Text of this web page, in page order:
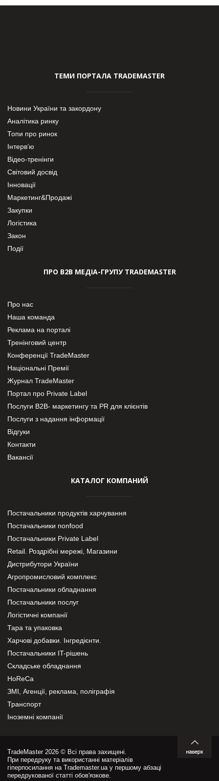
ТЕМИ ПОРТАЛА TRADEMASTER
Новини України та закордону
Аналітика ринку
Топи про ринок
Інтерв’ю
Відео-тренінги
Світовий досвід
Інновації
Маркетинг&Продажі
Закупки
Логістика
Закон
Події
ПРО В2В МЕДІА-ГРУПУ TRADEMASTER
Про нас
Наша команда
Реклама на порталі
Тренінговий центр
Конференції TradeMaster
Національні Премії
Журнал TradeMaster
Портал про Private Label
Послуги В2В- маркетингу та PR для клієнтів
Послуги з надання інформації
Відгуки
Контакти
Вакансії
КАТАЛОГ КОМПАНИЙ
Постачальники продуктів харчування
Постачальники nonfood
Постачальники Private Label
Retail. Роздрібні мережі, Магазини
Дистрибутори України
Агропромисловий комплекс
Постачальники обладнання
Постачальники послуг
Логістичні компанії
Тара та упаковка
Харчові добавки. Інгредієнти.
Постачальники IT-рішень
Складське обладнання
HoReCa
ЗМІ, Агенції, реклама, поліграфія
Транспорт
Іноземні компанії
TradeMaster 2026 © Всі права захищені.
При передруку та використанні матеріалів
гіперпосилання на Trademaster.ua у першому абзаці
передрукованої статті обов'язкове.